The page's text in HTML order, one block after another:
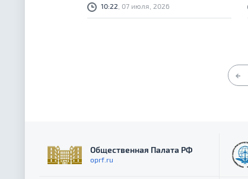
10:22 , 07 июля, 2026
Общественная Палата РФ
oprf.ru